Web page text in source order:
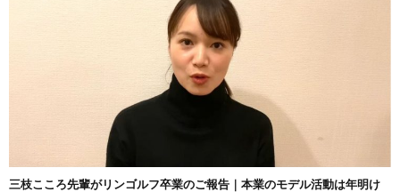
三枝こころ先輩がリンゴルフ卒業のご報告｜本業のモデル活動は年明け